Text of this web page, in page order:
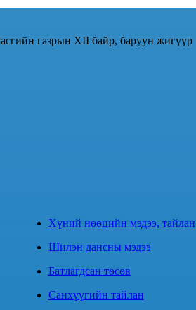
газрын XII байр, баруун жигүүр
Хүний нөөцийн мэдээ, тайлан
Шилэн дансны мэдээ
Батлагдсан төсөв
Санхүүгийн тайлан